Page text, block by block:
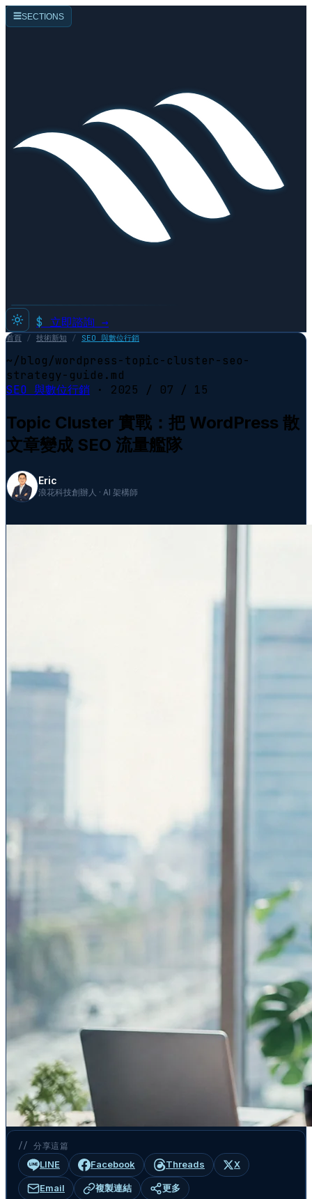
☰SECTIONS
$ 立即諮詢 →
首頁 / 技術新知 / SEO 與數位行銷
~/blog/wordpress-topic-cluster-seo-
strategy-guide.md
SEO 與數位行銷 · 2025 / 07 / 15
Topic Cluster 實戰：把 WordPress 散
文章變成 SEO 流量艦隊
Eric
浪花科技創辦人 · AI 架構師
// 分享這篇
LINE Facebook Threads X
Email 複製連結 更多